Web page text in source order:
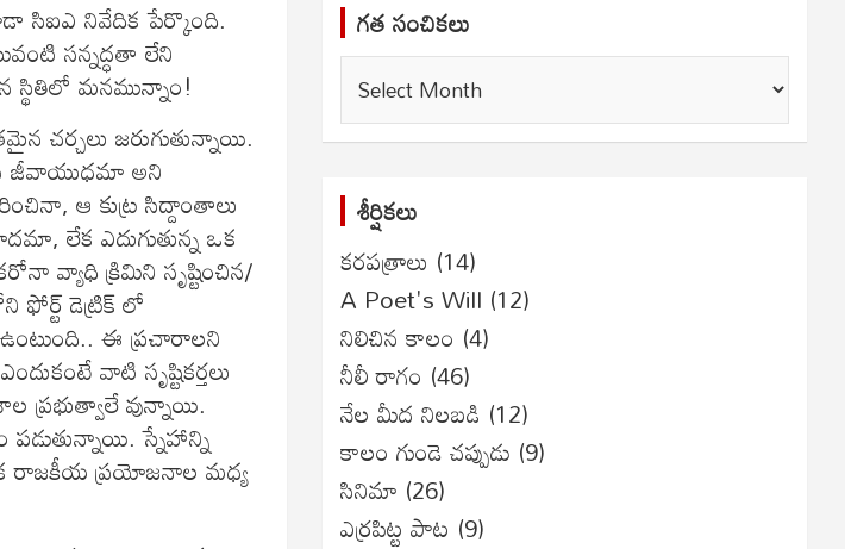
సిఐఎ నివేదిక పేర్కొంది.
సన్నద్ధతా లేని
స్థితిలో మనమున్నాం!
చర్చలు జరుగుతున్నాయి.
జీవాయుధమా అని
ఆ కుట్ర సిద్దాంతాలు
లేక ఎదుగుతున్న ఒక
వ్యాధి క్రిమిని సృష్టించిన/
డెట్రిక్ లో
ఈ ప్రచారాలని
వాటి సృష్టికర్తలు
ప్రభుత్వాలే వున్నాయి.
స్నేహాన్ని
రాజకీయ ప్రయోజనాల మధ్య
గత సంచికలు
గత
సంచికలు
శీర్షికలు
కరపత్రాలు (14)
A Poet's Will (12)
నిలిచిన కాలం (4)
నీలీ రాగం (46)
నేల మీద నిలబడి (12)
కాలం గుండె చప్పుడు (9)
సినిమా (26)
ఎర్రపిట్ట పాట (9)